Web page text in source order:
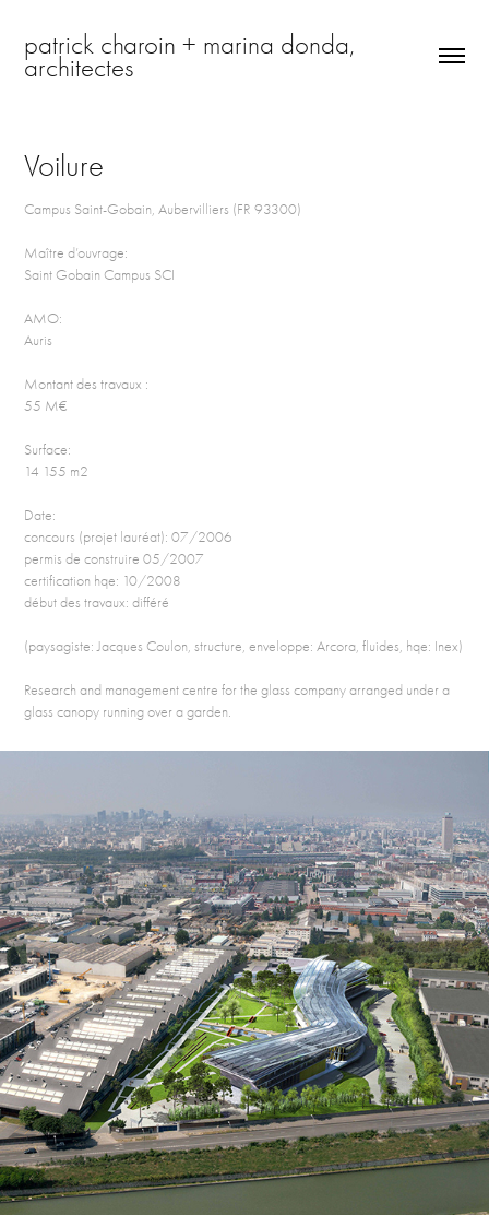
patrick charoin + marina donda,
architectes
Voilure
Campus Saint-Gobain, Aubervilliers (FR 93300)
Maître d’ouvrage:
Saint Gobain Campus SCI
AMO:
Auris
Montant des travaux :
55 M€
Surface:
14 155 m2
Date:
concours (projet lauréat): 07/2006
permis de construire 05/2007
certification hqe: 10/2008
début des travaux: différé
(paysagiste: Jacques Coulon, structure, enveloppe: Arcora, fluides, hqe: Inex)
Research and management centre for the glass company arranged under a
glass canopy running over a garden.